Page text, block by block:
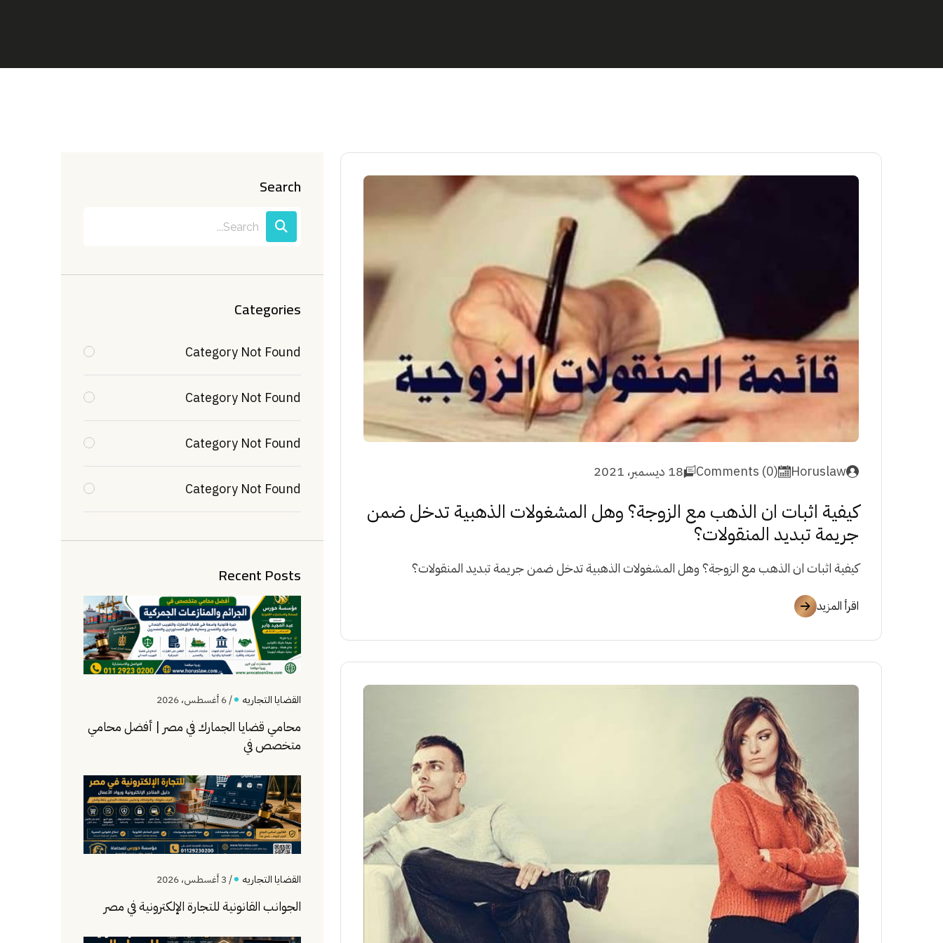
Horuslaw
Comments (0) 18 ديسمبر، 2021
كيفية اثبات ان الذهب مع الزوجة؟ وهل المشغولات الذهبية تدخل ضمن
جريمة تبديد المنقولات؟
كيفية اثبات ان الذهب مع الزوجة؟ وهل المشغولات الذهبية تدخل ضمن جريمة تبديد المنقولات؟
اقرأ المزيد
Search
Categories
Category Not Found
Category Not Found
Category Not Found
Category Not Found
Recent Posts
القضايا التجاريه / 6 أغسطس، 2026
محامي قضايا الجمارك في مصر | أفضل محامي
متخصص في
القضايا التجاريه / 3 أغسطس، 2026
الجوانب القانونية للتجارة الإلكترونية في مصر